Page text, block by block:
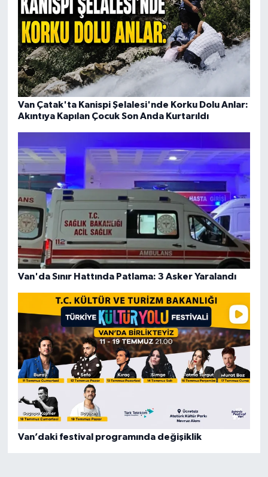
Van Çatak'ta Kanispi Şelalesi'nde Korku Dolu Anlar:
Akıntıya Kapılan Çocuk Son Anda Kurtarıldı
Van'da Sınır Hattında Patlama: 3 Asker Yaralandı
Van’daki festival programında değişiklik